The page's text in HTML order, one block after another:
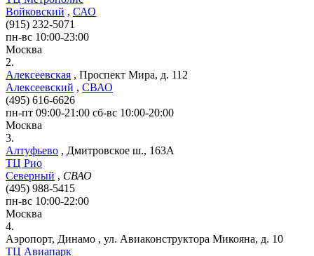
Войковский , САО
(915) 232-5071
пн-вс 10:00-23:00
Москва
2.
Алексеевская , Проспект Мира, д. 112
Алексеевский , СВАО
(495) 616-6626
пн-пт 09:00-21:00 сб-вс 10:00-20:00
Москва
3.
Алтуфьево , Дмитровское ш., 163А
ТЦ Рио
Северный , СВАО
(495) 988-5415
пн-вс 10:00-22:00
Москва
4.
Аэропорт, Динамо , ул. Авиаконструктора Микояна, д. 10
ТЦ Авиапарк